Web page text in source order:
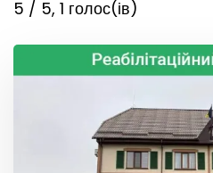
5 / 5, 1 голос(ів)